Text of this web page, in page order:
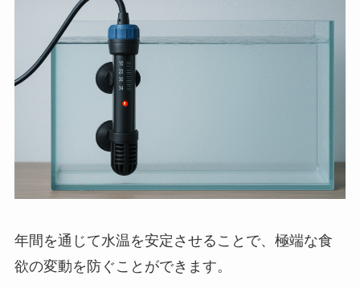
年間を通じて水温を安定させることで、極端な食
欲の変動を防ぐことができます。